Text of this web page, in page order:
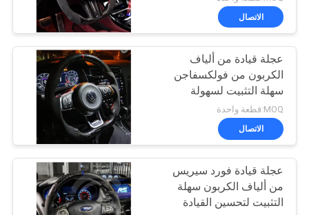
أخبار
اطلب
اقتباس
خريطة
الموقع
باب خلفي كهربائي
54
الاتصال
عجلة قيادة من ألياف
الكربون من فولكسفاجن
سهلة التثبيت لسهولة
القيادة
MOQ:قطعة واحدة
الاتصال
عجلة قيادة فورد سيريس
من ألياف الكربون سهلة
التثبيت لتحسين القيادة